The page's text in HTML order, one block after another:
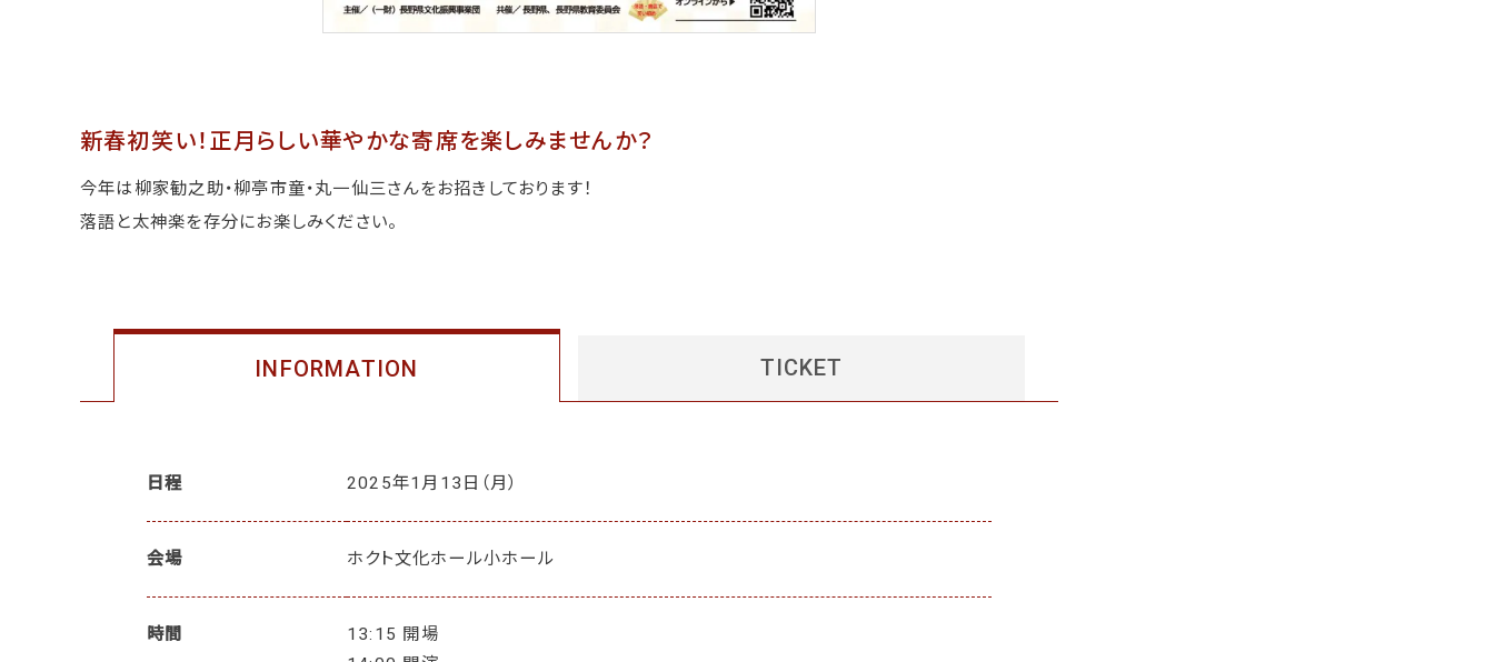
新春初笑い！正月らしい華やかな寄席を楽しみませんか？
今年は柳家勧之助・柳亭市童・丸一仙三さんをお招きしております！
落語と太神楽を存分にお楽しみください。
INFORMATION TICKET
日程 2025年1月13日 （月）
会場 ホクト文化ホール小ホール
時間
13:15 開場